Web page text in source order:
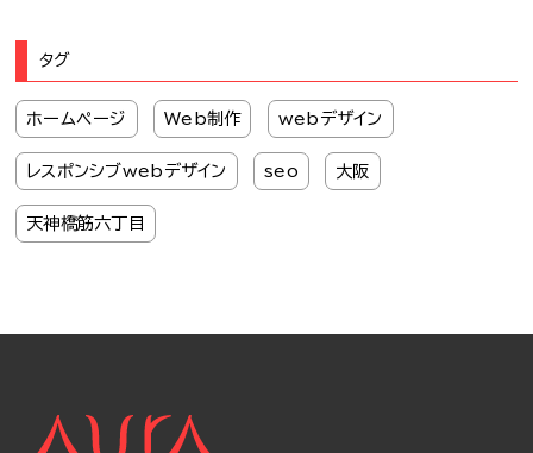
タグ
ホームページ Web制作 webデザイン
レスポンシブwebデザイン seo 大阪
天神橋筋六丁目